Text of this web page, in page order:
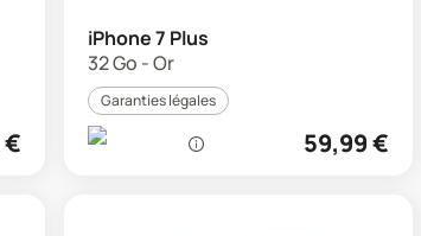
€
iPhone 7 Plus
32 Go - Or
Garanties légales
59,99€